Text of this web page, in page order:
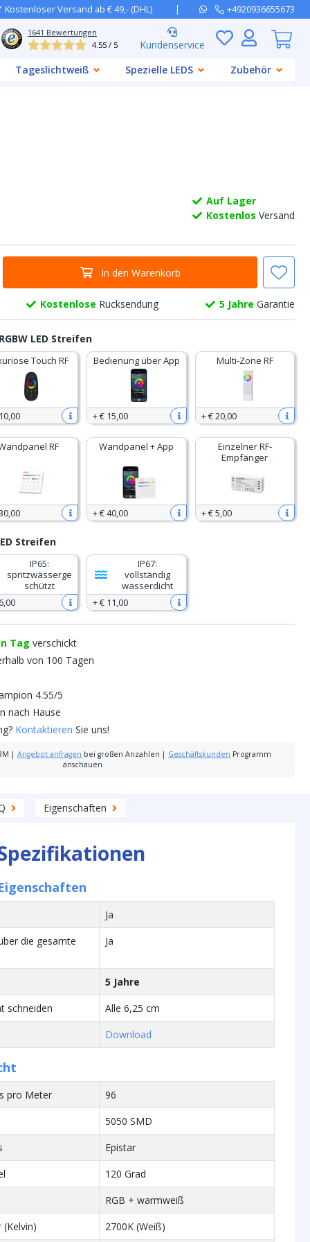
Kostenloser Versand ab € 49,- (DHL) +4920936655673
1641 Bewertungen
4.55 / 5
Kundenservice
Tageslichtweiß Spezielle LEDS Zubehör
Auf Lager
Kostenlos Versand
In den Warenkorb
Kostenlose Rücksendung 5 Jahre Garantie
LED Streifen
Touch RF
,00
Bedienung über App
+€ 15,00
Multi-Zone RF
+€ 20,00
RF
,00
Wandpanel + App
+€ 40,00
Einzelner RF-
Empfänger
+€ 5,00
Streifen
IP65:
spritzwasserge
schützt
,00
IP67:
vollständig
wasserdicht
+€ 11,00
Tagverschickt
von 100 Tagen
4.55/5
nach Hause
Kontaktieren Sie uns!
|Angebot anfragen bei großen Anzahlen | Geschäftskunden Programm
anschauen
Eigenschaften
Ja
die gesamte
Ja
5 Jahre
schneiden
Alle 6,25 cm
Download
pro Meter
96
5050 SMD
Epistar
120 Grad
RGB + warmweiß
2700K (Weiß)